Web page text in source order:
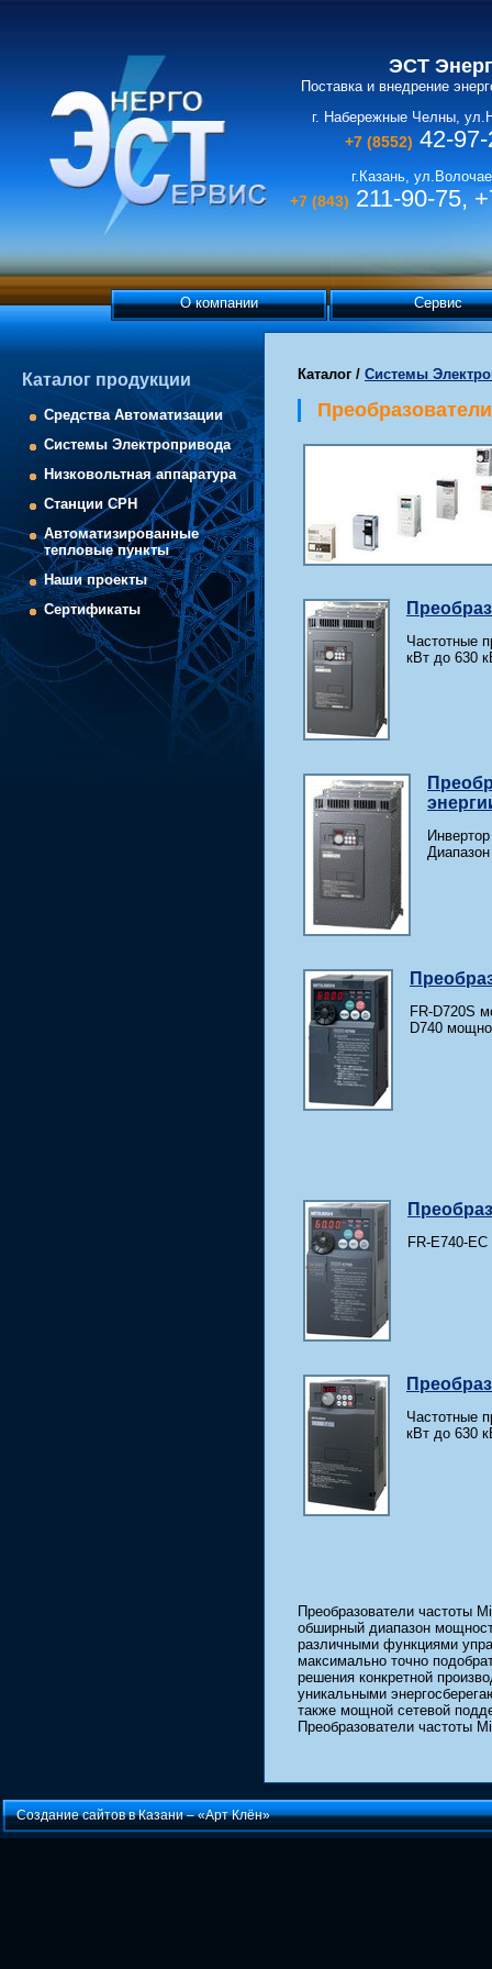
ЭСТ
Поставка и внедрение
г. Набережные Челны,
+7 (8552) 42-
г.Казань,
+7 (843) 211-90-75,
О компании Сервис
Каталог продукции
Средства Автоматизации
Системы Электропривода
Низковольтная аппаратура
Cтанции СРН
Автоматизированные
тепловые пункты
Наши проекты
Сертификаты
Каталог / Системы
Частотные
кВт до 630
FR-D720S
D740
FR-E740-
Частотные
кВт до 630
Преобразователи частоты
обширный диапазон
различными функциями
максимально точно
решения конкретной
уникальными
также мощной сетевой
Преобразователи частоты
Создание сайтов в Казани –«Арт Клён»